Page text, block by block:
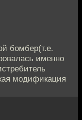
бомбер(т.е.
именно
модификация